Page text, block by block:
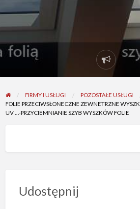
Report
problem
FIRMY I USŁUGI
POZOSTAŁE USŁUGI
FOLIE PRZECIWSŁONECZNE ZEWNETRZNE
UV …-PRZYCIEMNIANIE SZYB WYSZKÓW FOLIE
Udostępnij